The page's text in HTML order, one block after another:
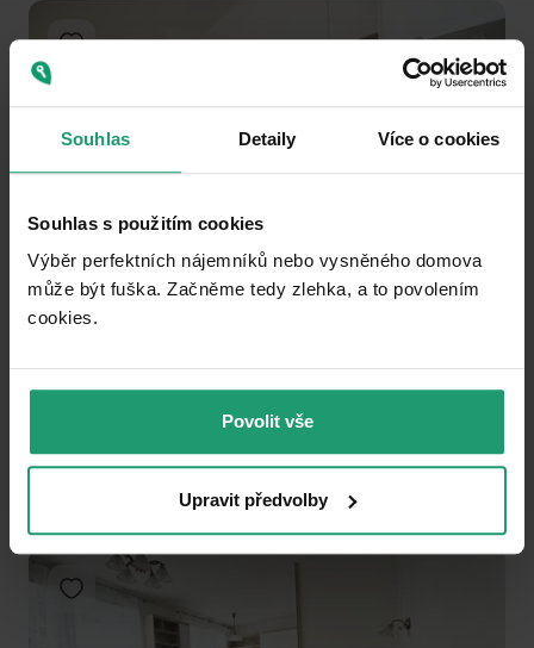
Souhlas Detaily Více o cookies
Souhlas s použitím cookies
Výběr perfektních nájemníků nebo vysněného domova
může být fuška. Začněme tedy zlehka, a to povolením
cookies.​
Povolit vše
Upravit předvolby
12 3
Add to favorites
FLAT TO RENT
2+kk 73 m²
Public transport 1 minute of walking
17490(239.58904109589042 / m²)
Add to favorites